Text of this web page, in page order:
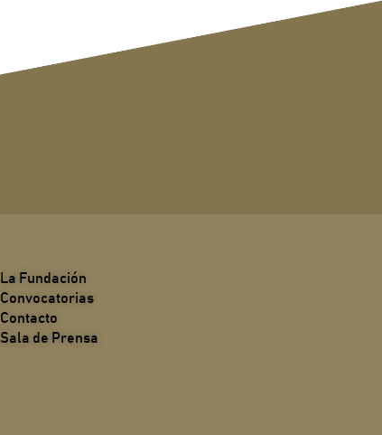
La Fundación
Convocatorias
Contacto
Sala de Prensa